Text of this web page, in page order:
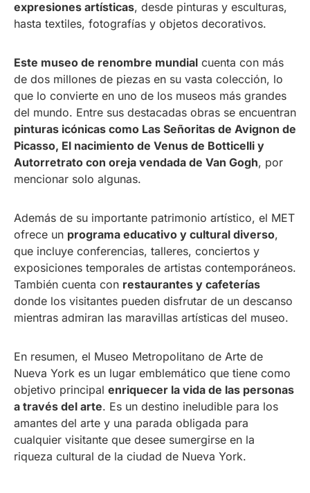
expresiones artísticas, desde pinturas y esculturas,
hasta textiles, fotografías y objetos decorativos.
Este museo de renombre mundial cuenta con más
de dos millones de piezas en su vasta colección, lo
que lo convierte en uno de los museos más grandes
del mundo. Entre sus destacadas obras se encuentran
pinturas icónicas como Las Señoritas de Avignon de
Picasso, El nacimiento de Venus de Botticelli y
Autorretrato con oreja vendada de Van Gogh, por
mencionar solo algunas.
Además de su importante patrimonio artístico, el MET
ofrece un programa educativo y cultural diverso,
que incluye conferencias, talleres, conciertos y
exposiciones temporales de artistas contemporáneos.
También cuenta con restaurantes y cafeterías
donde los visitantes pueden disfrutar de un descanso
mientras admiran las maravillas artísticas del museo.
En resumen, el Museo Metropolitano de Arte de
Nueva York es un lugar emblemático que tiene como
objetivo principal enriquecer la vida de las personas
a través del arte. Es un destino ineludible para los
amantes del arte y una parada obligada para
cualquier visitante que desee sumergirse en la
riqueza cultural de la ciudad de Nueva York.